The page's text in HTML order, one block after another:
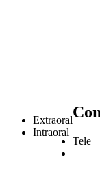
Extraoral
Intraoral
Tele